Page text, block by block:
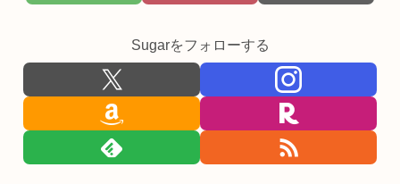
Sugarをフォローする